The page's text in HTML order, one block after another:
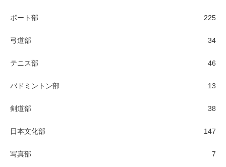
ボート部 225
弓道部 34
テニス部 46
バドミントン部 13
剣道部 38
日本文化部 147
写真部 7